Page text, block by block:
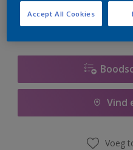
Vind
Voeg
Accept All Cookies